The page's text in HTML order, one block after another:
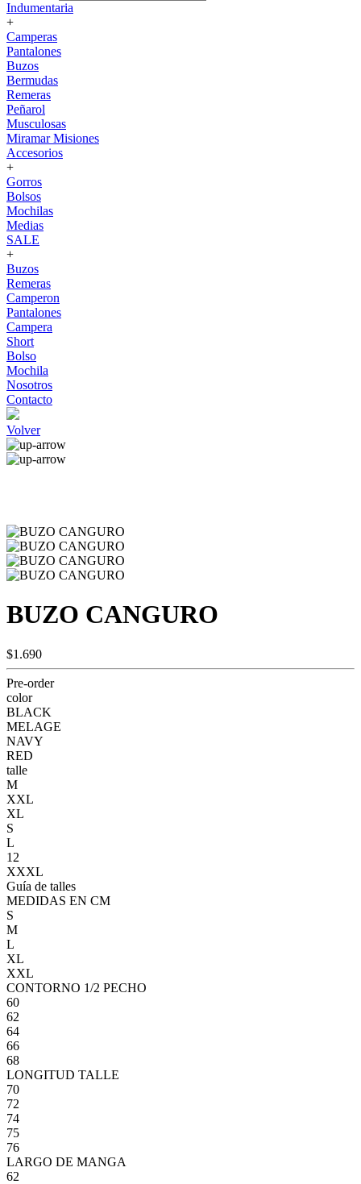
Indumentaria
+
Camperas
Pantalones
Buzos
Bermudas
Remeras
Peñarol
Musculosas
Miramar Misiones
Accesorios
+
Gorros
Bolsos
Mochilas
Medias
SALE
+
Buzos
Remeras
Camperon
Pantalones
Campera
Short
Bolso
Mochila
Nosotros
Contacto
Volver
BUZO CANGURO
$1.690
Pre-order
color
BLACK
MELAGE
NAVY
RED
talle
M
XXL
XL
S
L
12
XXXL
Guía de talles
MEDIDAS EN CM
S
M
L
XL
XXL
CONTORNO 1/2 PECHO
60
62
64
66
68
LONGITUD TALLE
70
72
74
75
76
LARGO DE MANGA
62